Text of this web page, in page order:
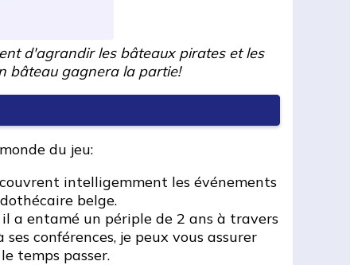
d'agrandir les bâteaux pirates et les
bâteau gagnera la partie!
du jeu:
intelligemment les événements
belge.
a entamé un périple de 2 ans à travers
conférences, je peux vous assurer
temps passer.